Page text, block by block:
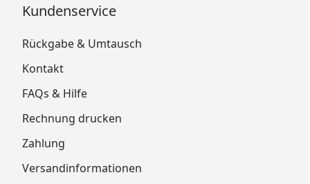
Kundenservice
Rückgabe & Umtausch
Kontakt
FAQs & Hilfe
Rechnung drucken
Zahlung
Versandinformationen